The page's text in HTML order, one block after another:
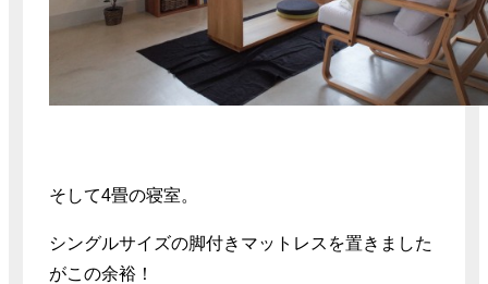
そして4畳の寝室。
シングルサイズの脚付きマットレスを置きました
がこの余裕！